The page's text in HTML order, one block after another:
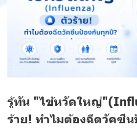
รู้ทัน "ไข้หวัดใหญ่
ร้าย! ทำไมต้องฉีดวัคซี